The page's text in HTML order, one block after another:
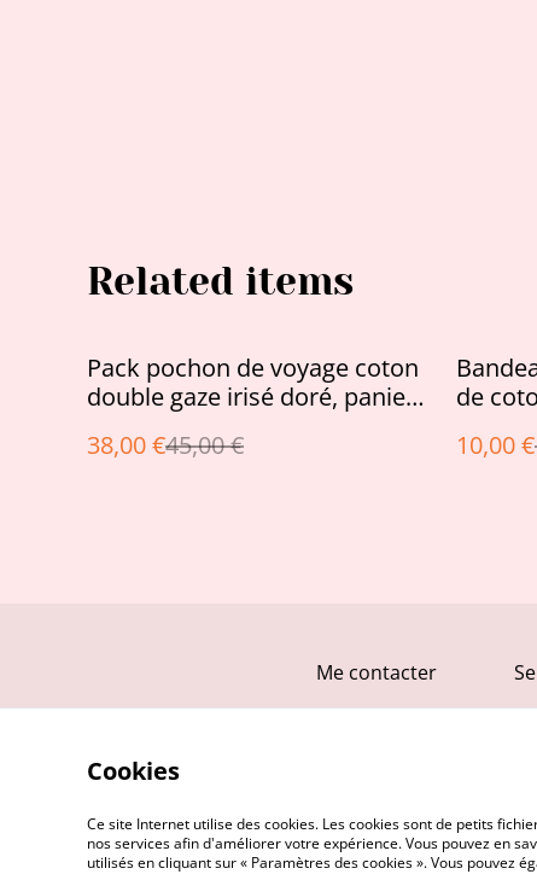
Related items
%
Pack pochon de voyage coton
double gaze irisé doré, panier
38,00 €45,00 €
%
de
10,00 €
Me contacter
©2026 Vanille & Prune Créas
Cookies
Ce site Internet utilise des cookies. Les cookies sont de petits
nos services afin d'améliorer votre expérience. Vous pouvez en
utilisés en cliquant sur « Paramètres des cookies ». Vous pouvez